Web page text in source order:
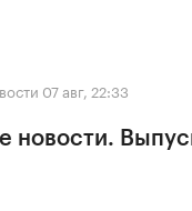
07 авг, 22:33
новости.